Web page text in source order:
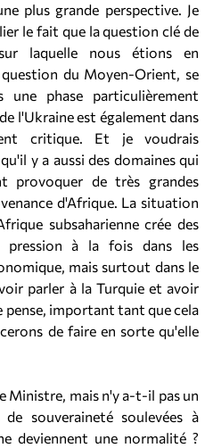
plus grande perspective. Je
le fait que la question clé de
laquelle nous étions en
du Moyen-Orient, se
une phase particulièrement
l'Ukraine est également dans
critique. Et je voudrais
y a aussi des domaines qui
provoquer de très grandes
d'Afrique. La situation
subsaharienne crée des
à la fois dans les
mais surtout dans le
parler à la Turquie et avoir
important tant que cela
de faire en sorte qu'elle
Ministre, mais n'y a-t-il pas un
souveraineté soulevées à
deviennent une normalité ?